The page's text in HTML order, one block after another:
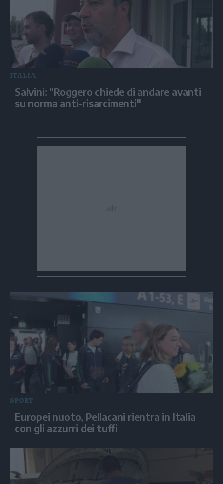
ITALIA
Salvini: "Roggero chiede di andare avanti
su norma anti-risarcimenti"
SPORT
Europei nuoto, Pellacani rientra in Italia
con gli azzurri dei tuffi